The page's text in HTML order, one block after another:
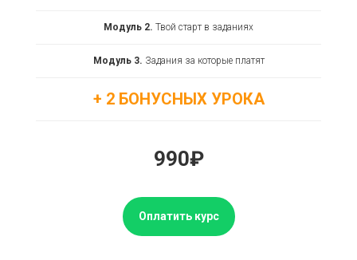
Модуль 2. Твой старт в заданиях
Модуль 3. Задания за которые платят
+ 2 БОНУСНЫХ УРОКА
990₽
Оплатить курс